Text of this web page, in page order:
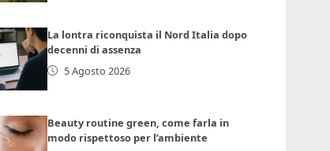
La lontra riconquista il Nord Italia dopo
decenni di assenza
5 Agosto 2026
Beauty routine green, come farla in
modo rispettoso per l’ambiente